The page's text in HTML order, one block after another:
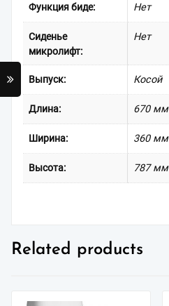
Функция биде: Нет
Сиденье
микролифт:
Нет
Выпуск: Косой
Длина: 670 мм
Ширина: 360 мм
Высота: 787 мм
Related products